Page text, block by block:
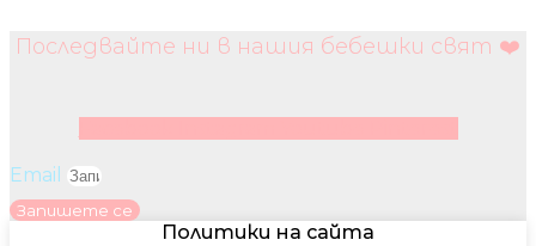
Последвайте ни в нашия бебешки свят ❤️
Email
Запишете се
Политики на сайта